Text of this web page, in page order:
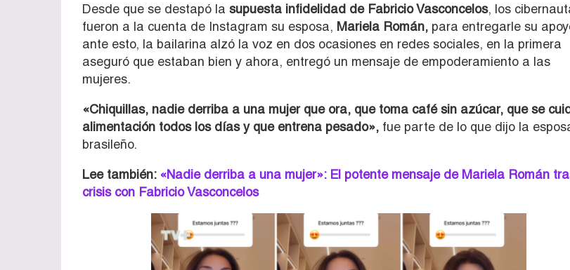
Desde que se destapó la supuesta infidelidad de Fabricio Vasconcelos, los
fueron a la cuenta de Instagram su esposa, Mariela Román, para entregarle su
ante esto, la bailarina alzó la voz en dos ocasiones en redes sociales, en la primera
aseguró que estaban bien y ahora, entregó un mensaje de empoderamiento a las
mujeres.
«Chiquillas, nadie derriba a una mujer que ora, que toma café sin azúcar, que se
alimentación todos los días y que entrena pesado», fue parte de lo que dijo la
brasileño.
Lee también:«Nadie derriba a una mujer»: El potente mensaje de Mariela Román
crisis con Fabricio Vasconcelos